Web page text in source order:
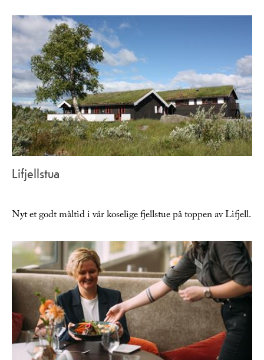
Lifjellstua
Nyt et godt måltid i vår koselige fjellstue på toppen av Lifjell.